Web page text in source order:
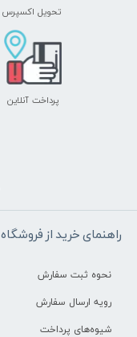
تحویل اکسپرس
پرداخت آنلاین
راهنمای خرید از فروشگاه
نحوه ثبت سفارش
رویه ارسال سفارش
شیوه‌های پرداخت